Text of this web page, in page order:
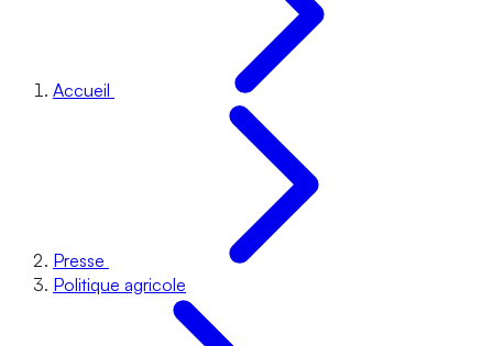
Accueil
Presse
Politique agricole